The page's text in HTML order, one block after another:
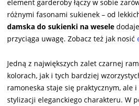
element garderoby łączy w sobie
różnymi fasonami sukienek – od
damska do sukienki na wesele
przyciąga uwagę. Zobacz też jak nosić
Jedną z największych zalet czarnej
kolorach, jak i tych bardziej
ramoneska staje się praktycznym, ale
stylizacji eleganckiego charakteru. W